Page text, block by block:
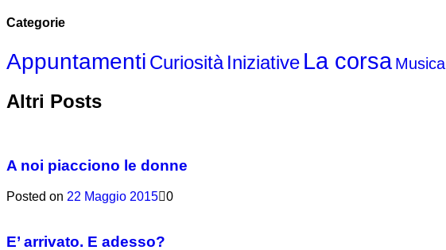
Categorie
Appuntamenti Curiosità Iniziative La corsa Musica
Altri Posts
A noi piacciono le donne
Posted on 22 Maggio 2015 0
E’ arrivato. E adesso?